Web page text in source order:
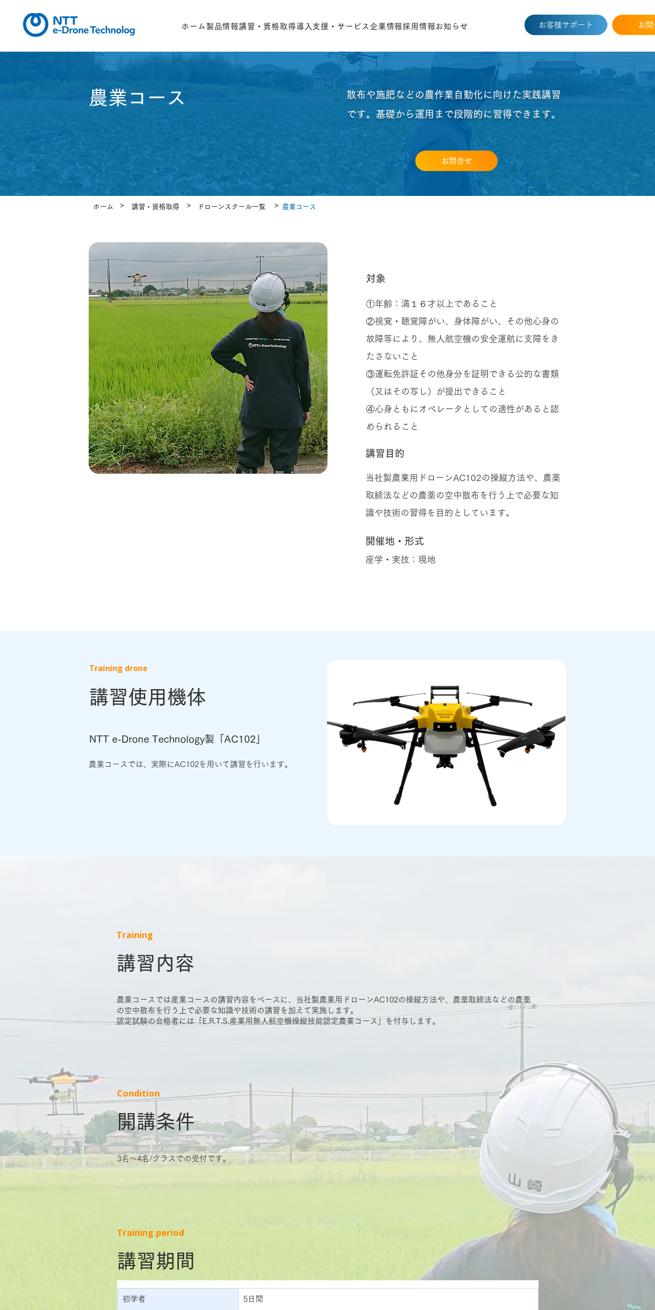
ホーム 製品情報講習・資格取得導入支援・サービス 企業情報採用情報お知らせ お客様サポート お
農業コース
散布や施肥などの農作業自動化に向けた実践講習
です。基礎から運用まで段階的に習得できます。
お問合せ
ホーム > 講習・資格取得 > ドローンスクール一覧 > 農業コース
対象
①年齢：満１６才以上であること
②視覚・聴覚障がい、身体障がい、その他心身の
故障等により、無人航空機の安全運航に支障をき
たさないこと
③運転免許証その他身分を証明できる公的な書類
（又はその写し）が提出できること
④心身ともにオペレータとしての適性があると認
められること
講習目的
当社製農業用ドローンAC102の操縦方法や、農薬
取締法などの農薬の空中散布を行う上で必要な知
識や技術の習得を目的としています。
開催地・形式
座学・実技：現地
​NTT e-Drone Technology製「AC102」
農業コースでは、実際にAC102を用いて講習を行います。
Training drone
講習使用機体
Training
講習内容
農業コースでは産業コースの講習内容をベースに、当社製農業用ドローンAC102の操縦方法や、農薬取締法などの農薬
の空中散布を行う上で必要な知識や技術の講習を加えて実施します。
認定試験の合格者には「E.R.T.S.産業用無人航空機操縦技能認定農業コース」を付与します。
Condition
開講条件
3名～4名/クラスでの受付です。
Training period
​講習期間
初学者 5日間